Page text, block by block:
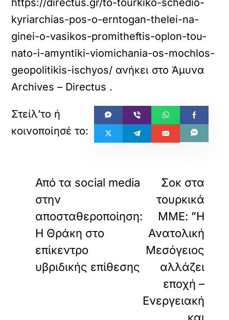
https://directus.gr/to-tourkiko-schedio-
kyriarchias-pos-o-erntogan-thelei-na-
ginei-o-vasikos-promitheftis-oplon-tou-
nato-i-amyntiki-viomichania-os-mochlos-
geopolitikis-ischyos/ ανήκει στοΆμυνα
Archives – Directus .
Από τα social media
στην
αποσταθεροποίηση:
Η Θράκη στο
επίκεντρο
υβριδικής επίθεσης
Σοκ στα
τουρκικά
ΜΜΕ: ”Η
Ανατολική
Μεσόγειος
αλλάζει
εποχή –
Ενεργειακή